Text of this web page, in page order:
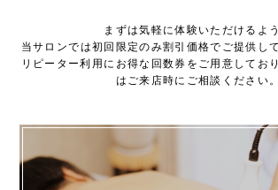
まずは気軽に体験いただけるよう
当サロンでは初回限定のみ割引価格でご提供し
リピーター利用にお得な回数券をご用意してお
はご来店時にご相談ください。